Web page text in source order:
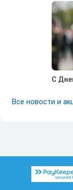
С
Все новости и